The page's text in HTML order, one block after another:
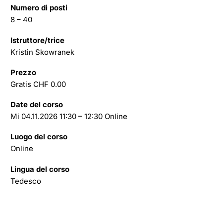
Numero di posti
8 – 40
Istruttore/trice
Kristin Skowranek
Prezzo
Gratis CHF 0.00
Date del corso
Mi 04.11.2026 11:30 – 12:30 Online
Luogo del corso
Online
Lingua del corso
Tedesco